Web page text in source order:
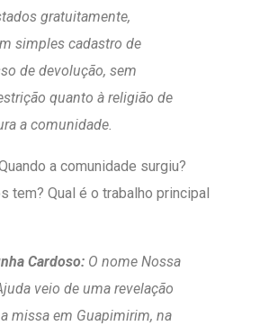
gratuitamente,
simples cadastro de
de devolução, sem
quanto à religião de
a comunidade.
a comunidade surgiu?
tem? Qual é o trabalho principal
Cardoso: O nome Nossa
veio de uma revelação
missa em Guapimirim, na